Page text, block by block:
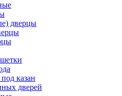
дверцы
казан
дверей